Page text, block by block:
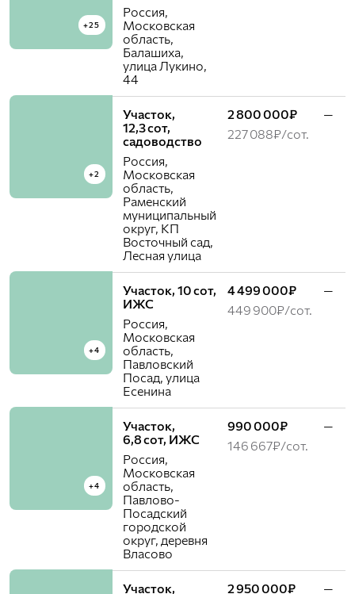
+25
Россия,
Московская
область,
Балашиха,
улица Лукино,
44
+2
Участок,
12,3 сот,
садоводство
Россия,
Московская
область,
Раменский
муниципальный
округ, КП
Восточный cад,
Лесная улица
2 800 000₽
227 088₽/сот.
—
+4
Участок, 10 сот,
ИЖС
Россия,
Московская
область,
Павловский
Посад, улица
Есенина
4 499 000₽
449 900₽/сот.
—
+4
Участок,
6,8 сот, ИЖС
Россия,
Московская
область,
Павлово-
Посадский
городской
округ, деревня
Власово
990 000₽
146 667₽/сот.
—
Участок,
2 950 000₽
—